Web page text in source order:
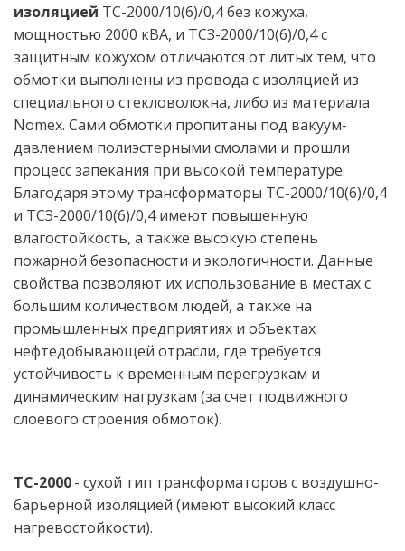
изоляцией ТС-2000/10(6)/0,4 без кожуха,
мощностью 2000 кВА, и ТСЗ-2000/10(6)/0,4 с
защитным кожухом отличаются от литых тем, что
обмотки выполнены из провода с изоляцией из
специального стекловолокна, либо из материала
Nomex. Сами обмотки пропитаны под вакуум-
давлением полиэстерными смолами и прошли
процесс запекания при высокой температуре.
Благодаря этому трансформаторы ТС-2000/10(6)/0,4
и ТСЗ-2000/10(6)/0,4 имеют повышенную
влагостойкость, а также высокую степень
пожарной безопасности и экологичности. Данные
свойства позволяют их использование в местах с
большим количеством людей, а также на
промышленных предприятиях и объектах
нефтедобывающей отрасли, где требуется
устойчивость к временным перегрузкам и
динамическим нагрузкам (за счет подвижного
слоевого строения обмоток).
ТС-2000 - сухой тип трансформаторов с воздушно-
барьерной изоляцией (имеют высокий класс
нагревостойкости).